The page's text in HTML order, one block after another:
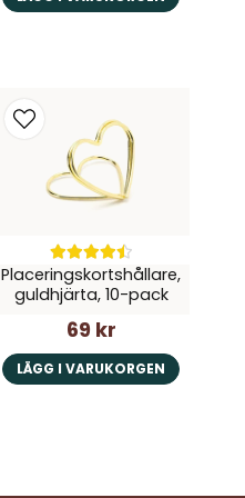
Placeringskortshållare,
guldhjärta, 10-pack
69 kr
LÄGG I VARUKORGEN